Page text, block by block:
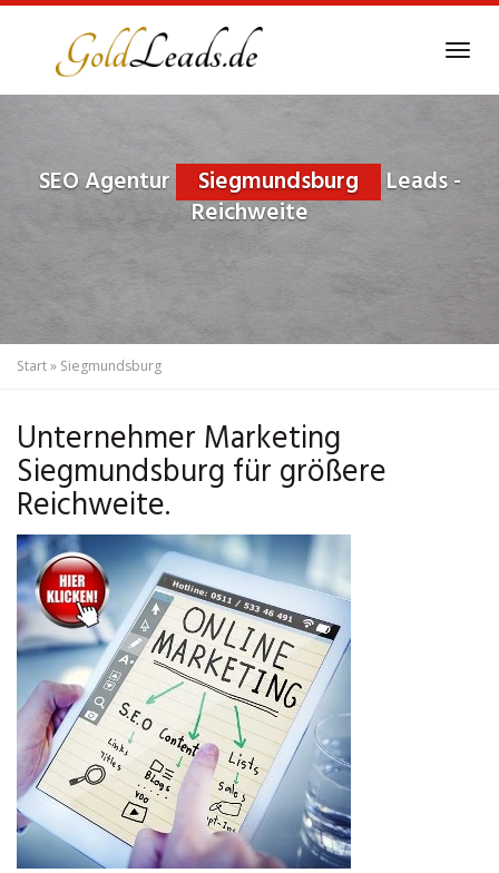
SEO Agentur Siegmundsburg
Leads -
Reichweite
Start» Siegmundsburg
Unternehmer Marketing
Siegmundsburg für größere
Reichweite.